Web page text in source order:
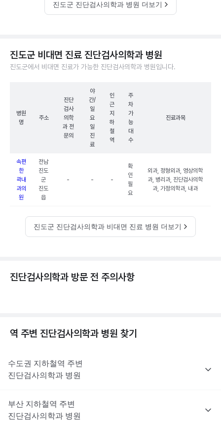
진도군 진단검사의학과 병원 더보기
진도군 비대면 진료 진단검사의학과 병원
진도군에서 비대면 진료가 가능한 진단검사의학과 병원입니다.
병원
명
주소
진단
검사
의학
과 전
문의
야
간/
일
요
일
진
료
인
근
지
하
철
역
주
차
가
능
대
수
진료과목
속편
한
곽내
과의
원
전남
진도
군
진도
읍
- - -
확
인
필
요
외과, 정형외과, 영상의학
과, 병리과, 진단검사의학
과, 가정의학과, 내과
진도군 진단검사의학과 비대면 진료 병원 더보기
진단검사의학과 방문 전 주의사항
역 주변 진단검사의학과 병원 찾기
수도권 지하철역 주변
진단검사의학과 병원
부산 지하철역 주변
진단검사의학과 병원